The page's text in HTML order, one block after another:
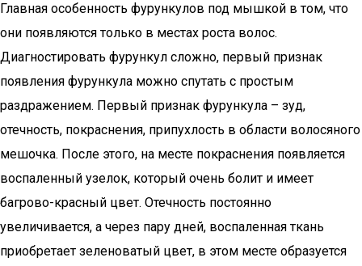
Главная особенность фурункулов под мышкой в том, что
они появляются только в местах роста волос.
Диагностировать фурункул сложно, первый признак
появления фурункула можно спутать с простым
раздражением. Первый признак фурункула – зуд,
отечность, покраснения, припухлость в области волосяного
мешочка. После этого, на месте покраснения появляется
воспаленный узелок, который очень болит и имеет
багрово-красный цвет. Отечность постоянно
увеличивается, а через пару дней, воспаленная ткань
приобретает зеленоватый цвет, в этом месте образуется